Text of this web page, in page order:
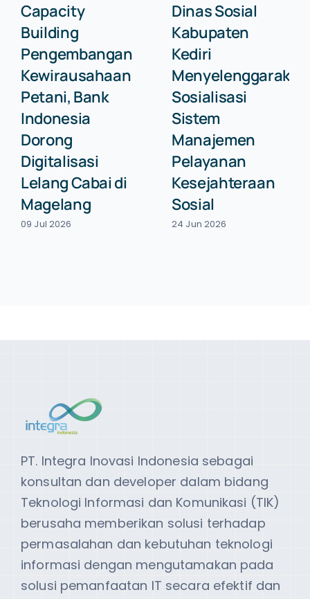
Capacity
Building
Pengembangan
Kewirausahaan
Petani, Bank
Indonesia
Dorong
Digitalisasi
Lelang Cabai di
Magelang
09 Jul 2026
Dinas Sosial
Kabupaten
Kediri
Menyelenggarakan
Sosialisasi
Sistem
Manajemen
Pelayanan
Kesejahteraan
Sosial
24 Jun 2026
PT. Integra Inovasi Indonesia sebagai
konsultan dan developer dalam bidang
Teknologi Informasi dan Komunikasi (TIK)
berusaha memberikan solusi terhadap
permasalahan dan kebutuhan teknologi
informasi dengan mengutamakan pada
solusi pemanfaatan IT secara efektif dan